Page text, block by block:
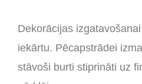
Dekorācijas
iekārtu. Pēcapstrādei
stāvoši burti stiprināti uz